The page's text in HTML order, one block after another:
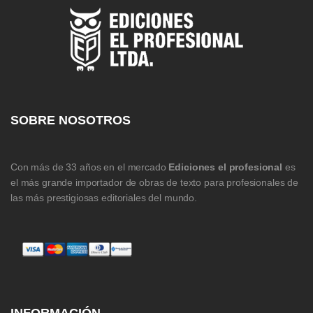
SOBRE NOSOTROS
Con más de 33 años en el mercado Ediciones el profesional es
el más grande importador de obras de texto para profesionales de
las más prestigiosas editoriales del mundo.